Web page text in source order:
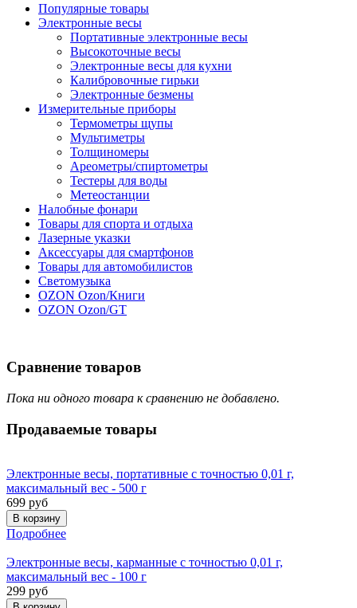
Популярные товары
Электронные весы
Портативные электронные весы
Высокоточные весы
Электронные весы для кухни
Калибровочные гирьки
Электронные безмены
Измерительные приборы
Термометры щупы
Мультиметры
Толщиномеры
Ареометры/спиртометры
Тестеры для воды
Метеостанции
Налобные фонари
Товары для спорта и отдыха
Лазерные указки
Аксессуары для смартфонов
Товары для автомобилистов
Светомузыка
OZON Ozon/Книги
OZON Ozon/GT
Сравнение товаров
Пока ни одного товара к сравнению не добавлено.
Продаваемые товары
Электронные весы, портативные с точностью 0,01 г,
максимальный вес - 500 г
699 руб
Подробнее
Электронные весы, карманные с точностью 0,01 г,
максимальный вес - 100 г
299 руб